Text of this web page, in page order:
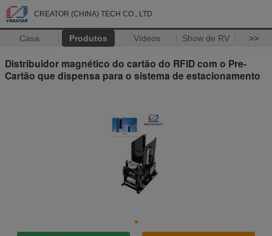
CREATOR (CHINA) TECH CO., LTD
Casa Produtos Vídeos Show de RV >>
Distribuidor magnético do cartão do RFID com o Pre-
Cartão que dispensa para o sistema de estacionamento